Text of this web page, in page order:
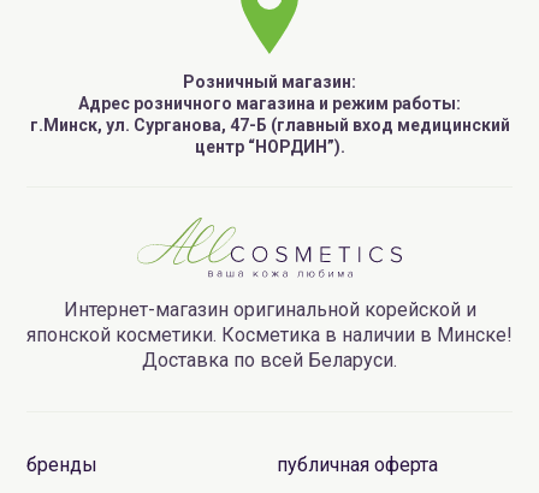
Розничный магазин:
Адрес розничного магазина и режим работы:
г.Минск, ул. Сурганова, 47-Б (главный вход медицинский
центр “НОРДИН”).
Интернет-магазин оригинальной корейской и
японской косметики. Косметика в наличии в Минске!
Доставка по всей Беларуси.
бренды
публичная оферта